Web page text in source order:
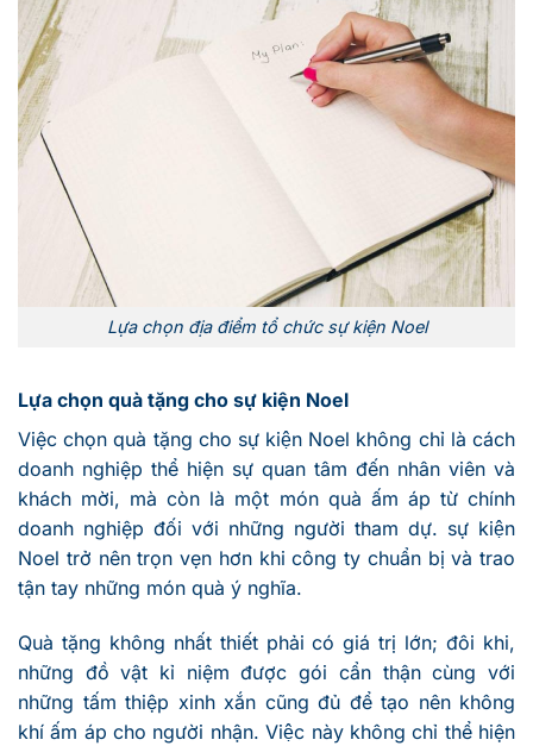
Lựa chọn địa điểm tổ chức sự kiện Noel
Lựa chọn quà tặng cho sự kiện Noel
Việc chọn quà tặng cho sự kiện Noel không chỉ là cách
doanh nghiệp thể hiện sự quan tâm đến nhân viên và
khách mời, mà còn là một món quà ấm áp từ chính
doanh nghiệp đối với những người tham dự. sự kiện
Noel trở nên trọn vẹn hơn khi công ty chuẩn bị và trao
tận tay những món quà ý nghĩa.
Quà tặng không nhất thiết phải có giá trị lớn; đôi khi,
những đồ vật kỉ niệm được gói cẩn thận cùng với
những tấm thiệp xinh xắn cũng đủ để tạo nên không
khí ấm áp cho người nhận. Việc này không chỉ thể hiện